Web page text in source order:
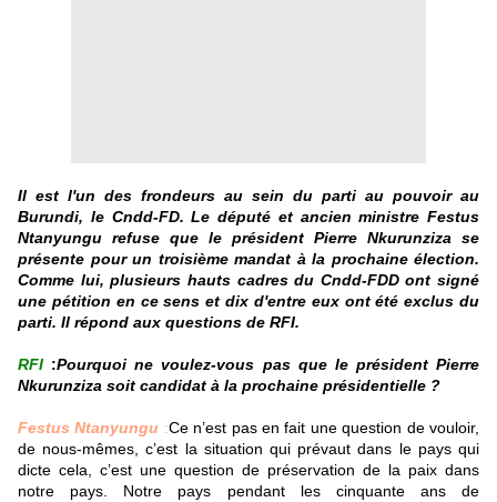
Il est l'un des frondeurs au sein du parti au pouvoir au
Burundi, le Cndd-FD. Le député et ancien ministre Festus
Ntanyungu refuse que le président Pierre Nkurunziza se
présente pour un troisième mandat à la prochaine élection.
Comme lui, plusieurs hauts cadres du Cndd-FDD ont signé
une pétition en ce sens et dix d'entre eux ont été exclus du
parti. Il répond aux questions de RFI.
RFI :Pourquoi ne voulez-vous pas que le président Pierre
Nkurunziza soit candidat à la prochaine présidentielle ?
Festus Ntanyungu :Ce n’est pas en fait une question de vouloir,
de nous-mêmes, c’est la situation qui prévaut dans le pays qui
dicte cela, c’est une question de préservation de la paix dans
notre pays. Notre pays pendant les cinquante ans de